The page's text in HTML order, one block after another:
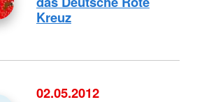
Kreuz
02.05.2012